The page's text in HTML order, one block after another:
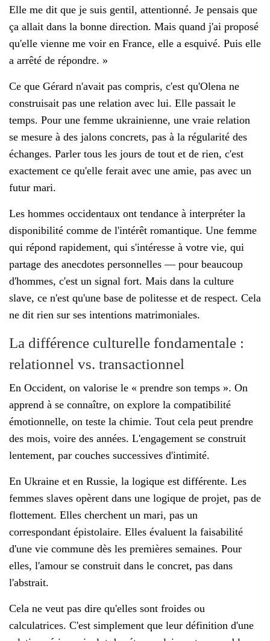
Elle me dit que je suis gentil, attentionné. Je pensais que
ça allait dans la bonne direction. Mais quand j'ai proposé
qu'elle vienne me voir en France, elle a esquivé. Puis elle
a arrêté de répondre. »
Ce que Gérard n'avait pas compris, c'est qu'Olena ne
construisait pas une relation avec lui. Elle passait le
temps. Pour une femme ukrainienne, une vraie relation
se mesure à des jalons concrets, pas à la régularité des
échanges. Parler tous les jours de tout et de rien, c'est
exactement ce qu'elle ferait avec une amie, pas avec un
futur mari.
Les hommes occidentaux ont tendance à interpréter la
disponibilité comme de l'intérêt romantique. Une femme
qui répond rapidement, qui s'intéresse à votre vie, qui
partage des anecdotes personnelles — pour beaucoup
d'hommes, c'est un signal fort. Mais dans la culture
slave, ce n'est qu'une base de politesse et de respect. Cela
ne dit rien sur ses intentions matrimoniales.
La différence culturelle fondamentale :
relationnel vs. transactionnel
En Occident, on valorise le « prendre son temps ». On
apprend à se connaître, on explore la compatibilité
émotionnelle, on teste la chimie. Tout cela peut prendre
des mois, voire des années. L'engagement se construit
lentement, par couches successives d'intimité.
En Ukraine et en Russie, la logique est différente. Les
femmes slaves opèrent dans une logique de projet, pas de
flottement. Elles cherchent un mari, pas un
correspondant épistolaire. Elles évaluent la faisabilité
d'une vie commune dès les premières semaines. Pour
elles, l'amour se construit dans le concret, pas dans
l'abstrait.
Cela ne veut pas dire qu'elles sont froides ou
calculatrices. C'est simplement que leur définition d'une